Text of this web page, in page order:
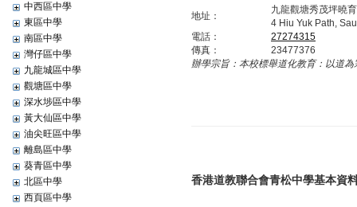
中西區中學
東區中學
南區中學
灣仔區中學
九龍城區中學
觀塘區中學
深水埗區中學
黃大仙區中學
油尖旺區中學
離島區中學
葵青區中學
北區中學
西頁區中學
地址：
九龍觀塘秀茂坪曉
4 Hiu Yuk Path,
電話：
27274315
傳真：
23477376
辦學宗旨： 本校標舉道化教育：以道
香港道教聯合會青松中學基本資